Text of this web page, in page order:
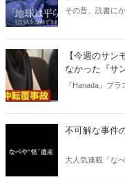
るのか』（ち
その昔、読書に
ある。元月刊『
書評！
【今週のサン
なかった『サ
『Hanada』プ
不可解な事件
大人気連載「な